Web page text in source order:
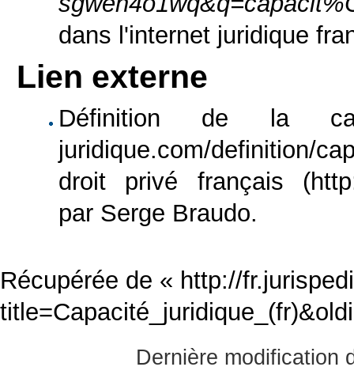
dans l'internet juridique
Lien externe
Définition de la
droit privé français
par Serge Braudo.
Récupérée de « http://
Dernière modification